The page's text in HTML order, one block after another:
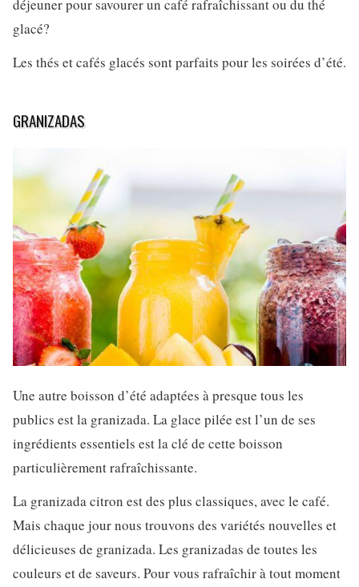
déjeuner pour savourer un café rafraîchissant ou du thé
glacé?
Les thés et cafés glacés sont parfaits pour les soirées d’été.
GRANIZADAS
Une autre boisson d’été adaptées à presque tous les
publics est la granizada. La glace pilée est l’un de ses
ingrédients essentiels est la clé de cette boisson
particulièrement rafraîchissante.
La granizada citron est des plus classiques, avec le café.
Mais chaque jour nous trouvons des variétés nouvelles et
délicieuses de granizada. Les granizadas de toutes les
couleurs et de saveurs. Pour vous rafraîchir à tout moment